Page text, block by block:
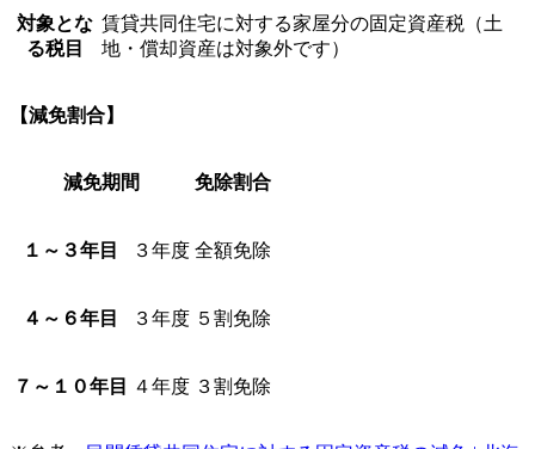
対象とな
る税目
賃貸共同住宅に対する家屋分の固定資産税（土
地・償却資産は対象外です）
【減免割合】
減免期間 免除割合
１～３年目 ３年度 全額免除
４～６年目 ３年度 ５割免除
７～１０年目 ４年度 ３割免除